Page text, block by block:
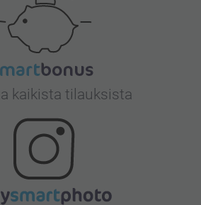
kaikista tilauksista